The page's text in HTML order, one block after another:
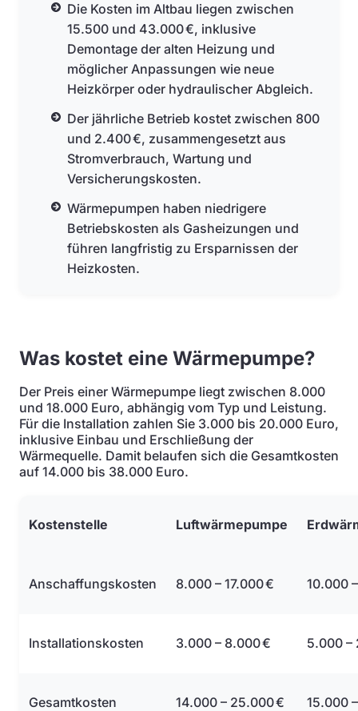
Die Kosten im Altbau liegen zwischen
15.500 und 43.000 €, inklusive
Demontage der alten Heizung und
möglicher Anpassungen wie neue
Heizkörper oder hydraulischer Abgleich.
Der jährliche Betrieb kostet zwischen 800
und 2.400 €, zusammengesetzt aus
Stromverbrauch, Wartung und
Versicherungskosten.
Wärmepumpen haben niedrigere
Betriebskosten als Gasheizungen und
führen langfristig zu Ersparnissen der
Heizkosten.
Was kostet eine Wärmepumpe?
Der Preis einer Wärmepumpe liegt zwischen 8.000
und 18.000 Euro, abhängig vom Typ und Leistung.
Für die Installation zahlen Sie 3.000 bis 20.000 Euro,
inklusive Einbau und Erschließung der
Wärmequelle. Damit belaufen sich die Gesamtkosten
auf 14.000 bis 38.000 Euro.
Kostenstelle Luftwärmepumpe
Anschaffungskosten 8.000 – 17.000 € 10.000
Installationskosten 3.000 – 8.000 € 5.000 –
Gesamtkosten 14.000 – 25.000 € 15.000